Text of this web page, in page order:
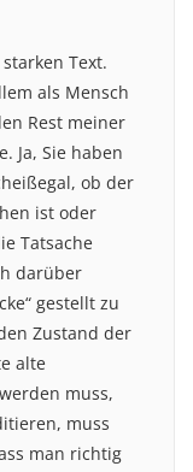
Text.
als Mensch
Rest meiner
Ja, Sie haben
ob der
ist oder
Tatsache
darüber
gestellt zu
Zustand der
alte
muss,
muss
man richtig